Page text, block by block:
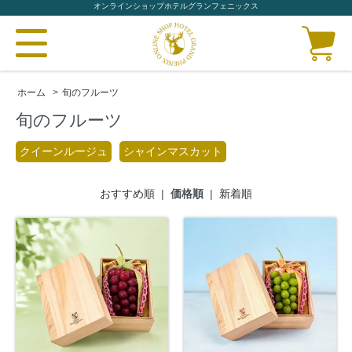
オンラインショップホテルグランフェニックス
ホーム > 旬のフルーツ
旬のフルーツ
クイーンルージュ シャインマスカット
おすすめ順 | 価格順 | 新着順